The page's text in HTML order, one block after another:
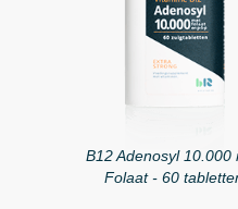
B12 Adenosyl 10.000
Folaat - 60